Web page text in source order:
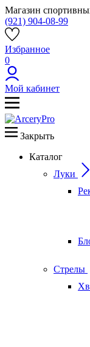
Магазин
(921) 904-08-99
Избранное
0
Мой кабинет
Закрыть
Каталог
Луки
Стрелы